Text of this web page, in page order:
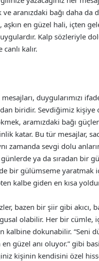
aranızdaki bağı daha da
aşkın en güzel hali, içten
Kalp sözleriyle
kalır.
duygularımızı
biridir. Sevdiğimiz kişiye
aramızdaki bağı
katar. Bu tür mesajlar,
zamanda sevgi dolu anların
ya da sıradan bir
bir gülümseme yaratmak
kalbe giden en kısa
bazen bir şiir gibi akıcı,
olabilir. Her bir cümle,
kalbine dokunabilir. “Seni
en güzel anı oluyor.” gibi
kişinin kendisini özel